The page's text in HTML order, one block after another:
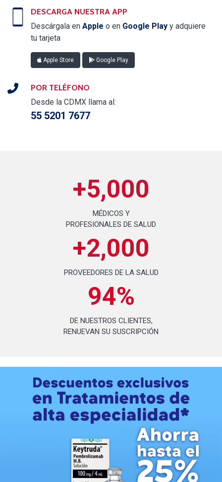
DESCARGA NUESTRA APP
Descárgala en Apple o en Google Playy adquiere
tu tarjeta
Apple Store Google Play
POR TELÉFONO
Desde la CDMX llama al:
55 5201 7677
+5,000
MÉDICOS Y
PROFESIONALES DE SALUD
+2,000
PROVEEDORES DE LA SALUD
94%
DE NUESTROS CLIENTES,
RENUEVAN SU SUSCRIPCIÓN